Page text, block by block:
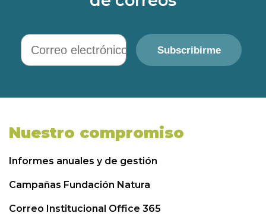
Correo electrónico
Subscribirme
Nuestro compromiso
Informes anuales y de gestión
Campañas Fundación Natura
Correo Institucional Office 365